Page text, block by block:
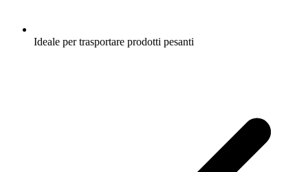
Ideale per trasportare prodotti pesanti